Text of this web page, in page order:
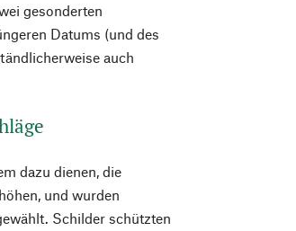
gesonderten
Datums (und des
auch
dazu dienen, die
und wurden
Schilder schützten